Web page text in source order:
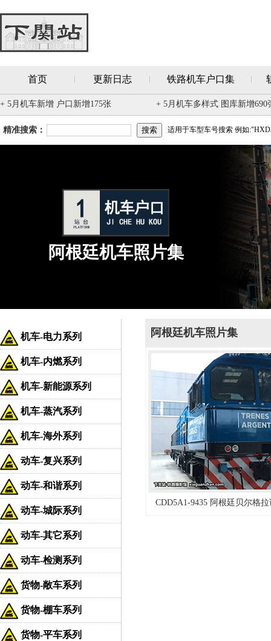
首页 更新日志 铁路机车户口集
+ 5月机车新增 户口新增175张 + 5月机车多样式 图库新增690
精准搜索： 适用于车型车号搜索 例如
阿根廷机车照片集
机车-电力系列
机车-内燃系列
机车-新能源系列
机车-蒸汽系列
机车-海外系列
动车-复兴系列
动车-和谐系列
动车-城际系列
动车-其它系列
动车-检测系列
货物-敞车系列
货物-棚车系列
货物-平车系列
阿根廷机车照片集
CDD5A1-9435 阿根廷贝尔格